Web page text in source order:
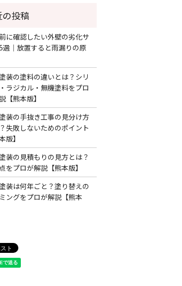
に確認したい外壁の劣化サ
選｜放置すると雨漏りの原
装の塗料の違いとは？シリ
ラジカル・無機塗料をプロ
【熊本版】
装の手抜き工事の見分け方
失敗しないためのポイント
版】
装の見積もりの見方とは？
をプロが解説【熊本版】
装は何年ごと？塗り替えの
ングをプロが解説【熊本